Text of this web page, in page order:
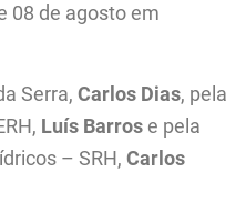
08 de agosto em
Serra, Carlos Dias, pela
Luís Barros e pela
– SRH, Carlos